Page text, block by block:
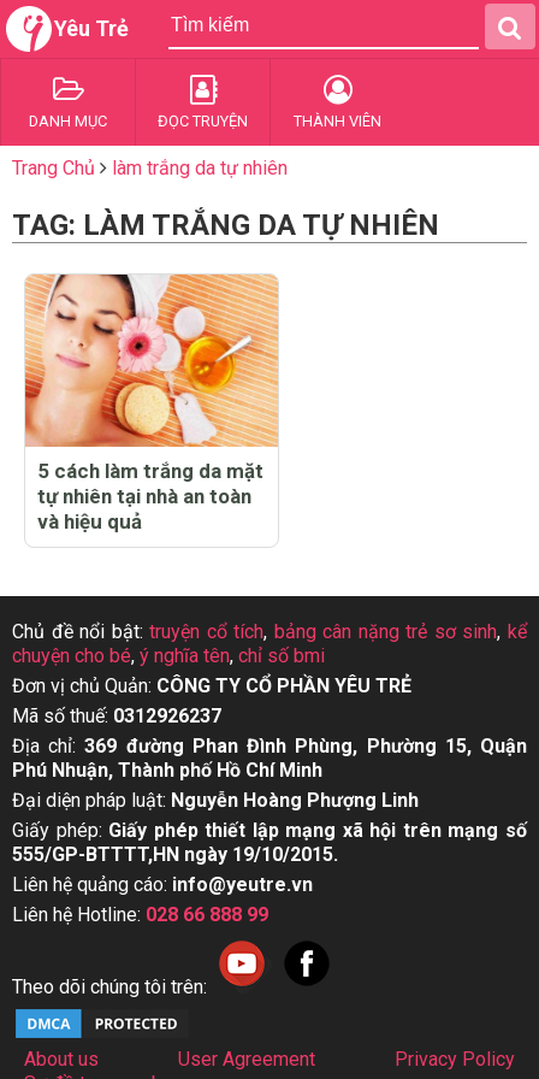
Yêu Trẻ
DANH MỤC ĐỌC TRUYỆN THÀNH VIÊN
Trang Chủ làm trắng da tự nhiên
TAG: LÀM TRẮNG DA TỰ NHIÊN
5 cách làm trắng da mặt
tự nhiên tại nhà an toàn
và hiệu quả
Chủ đề nổi bật:truyện cổ tích, bảng cân nặng trẻ sơ sinh,kể
chuyện cho bé, ý nghĩa tên, chỉ số bmi
Đơn vị chủ Quản: CÔNG TY CỔ PHẦN YÊU TRẺ
Mã số thuế: 0312926237
Địa chỉ:369 đường Phan Đình Phùng, Phường 15, Quận
Phú Nhuận, Thành phố Hồ Chí Minh
Đại diện pháp luật: Nguyễn Hoàng Phượng Linh
Giấy phép: Giấy phép thiết lập mạng xã hội trên mạng số
555/GP-BTTTT,HN ngày 19/10/2015.
Liên hệ quảng cáo: info@yeutre.vn
Liên hệ Hotline: 028 66 888 99
Theo dõi chúng tôi trên:
About us User Agreement
Privacy Policy